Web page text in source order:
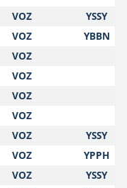
VOZ
YSSY
VOZ
YBBN
VOZ
VOZ
VOZ
VOZ
VOZ
YSSY
VOZ
YPPH
VOZ
YSSY